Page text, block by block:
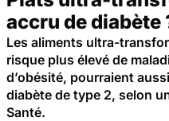
accru de diabète
Les aliments ultra-
risque plus élevé de
d’obésité, pourraient
diabète de type 2, selon
Santé.